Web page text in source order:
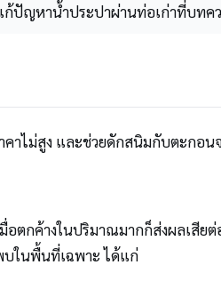
ญหาน้ำประปาผ่านท่อเก่าที่บทค
าไม่สูง และช่วยดักสนิมกับตะกอ
ตกค้างในปริมาณมากก็ส่งผลเสีย
ในพื้นที่เฉพาะ ได้แก่